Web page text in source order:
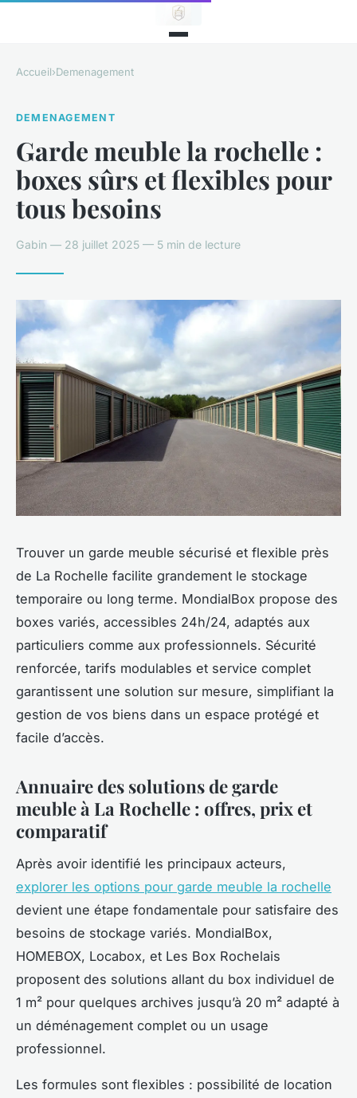
Accueil›Demenagement
DEMENAGEMENT
Garde meuble la rochelle :
boxes sûrs et flexibles pour
tous besoins
Gabin — 28 juillet 2025 — 5 min de lecture
Trouver un garde meuble sécurisé et flexible près
de La Rochelle facilite grandement le stockage
temporaire ou long terme. MondialBox propose des
boxes variés, accessibles 24h/24, adaptés aux
particuliers comme aux professionnels. Sécurité
renforcée, tarifs modulables et service complet
garantissent une solution sur mesure, simplifiant la
gestion de vos biens dans un espace protégé et
facile d’accès.
Annuaire des solutions de garde
meuble à La Rochelle : offres, prix et
comparatif
Après avoir identifié les principaux acteurs,
explorer les options pour garde meuble la rochelle
devient une étape fondamentale pour satisfaire des
besoins de stockage variés. MondialBox,
HOMEBOX, Locabox, et Les Box Rochelais
proposent des solutions allant du box individuel de
1 m² pour quelques archives jusqu’à 20 m² adapté à
un déménagement complet ou un usage
professionnel.
Les formules sont flexibles : possibilité de location